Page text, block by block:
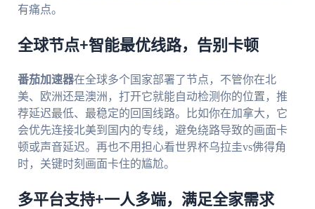
有痛点。
全球节点+智能最优线路，告别卡顿
番茄加速器在全球多个国家部署了节点，不管你在北
美、欧洲还是澳洲，打开它就能自动检测你的位置，推
荐延迟最低、最稳定的回国线路。比如你在加拿大，它
会优先连接北美到国内的专线，避免绕路导致的画面卡
顿或声音延迟。再也不用担心看世界杯乌拉圭vs佛得角
时，关键时刻画面卡住的尴尬。
多平台支持+一人多端，满足全家需求